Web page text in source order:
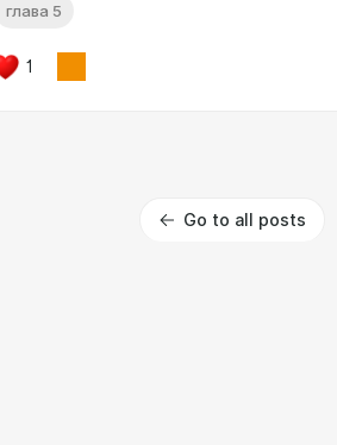
глава 5
1
Go to all posts